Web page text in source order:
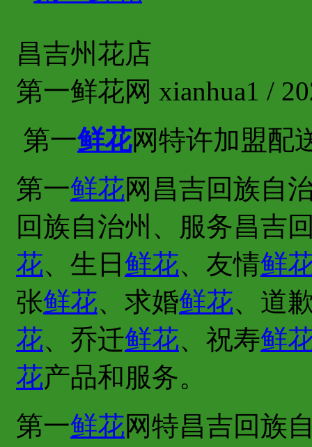
昌吉州花店
第一鲜花网 xianhua1 /
第一鲜花网特许加盟
第一鲜花网昌吉回族自
回族自治州、服务昌吉
花、生日 鲜花、友情鲜
张鲜花、求婚鲜花、道
花、乔迁鲜花、祝寿鲜
花产品和服务。
第一鲜花网特昌吉回族